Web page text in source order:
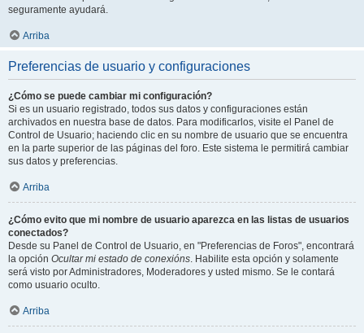
seguramente ayudará.
Arriba
Preferencias de usuario y configuraciones
¿Cómo se puede cambiar mi configuración?
Si es un usuario registrado, todos sus datos y configuraciones están
archivados en nuestra base de datos. Para modificarlos, visite el Panel de
Control de Usuario; haciendo clic en su nombre de usuario que se encuentra
en la parte superior de las páginas del foro. Este sistema le permitirá cambiar
sus datos y preferencias.
Arriba
¿Cómo evito que mi nombre de usuario aparezca en las listas de usuarios
conectados?
Desde su Panel de Control de Usuario, en "Preferencias de Foros", encontrará
la opción Ocultar mi estado de conexións. Habilite esta opción y solamente
será visto por Administradores, Moderadores y usted mismo. Se le contará
como usuario oculto.
Arriba